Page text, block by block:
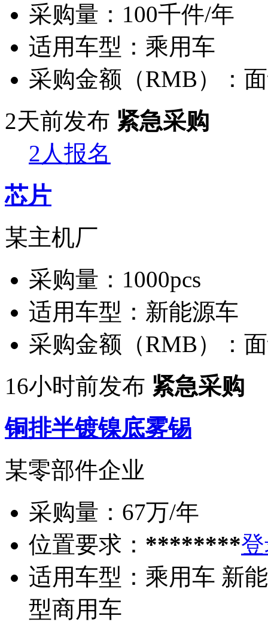
采购量： 100千件/年
适用车型： 乘用车
采购金额（RMB）：
2天前发布 紧急采购
2人报名
芯片
某主机厂
采购量： 1000pcs
适用车型： 新能源车
采购金额（RMB）：
16小时前发布 紧急采购
铜排半镀镍底雾锡
某零部件企业
采购量： 67万/年
位置要求： ********
适用车型： 乘用车 新
型商用车